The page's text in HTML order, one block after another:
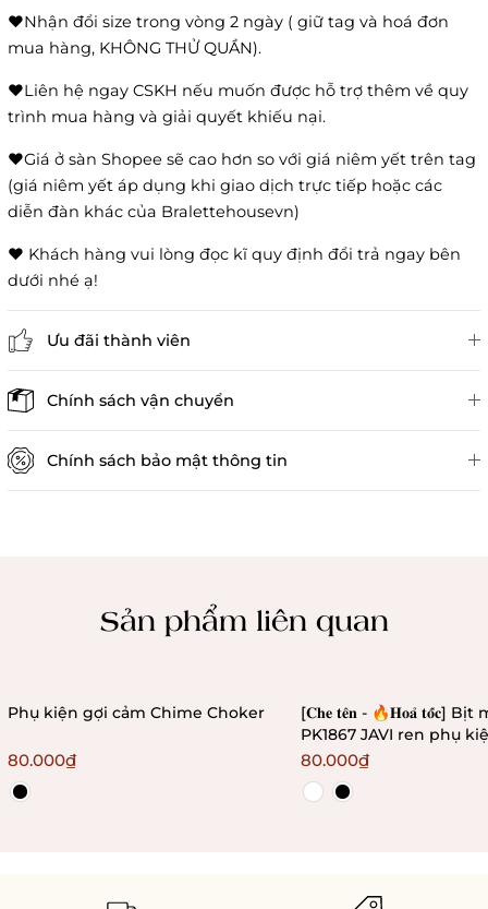
❤️Nhận đổi size trong vòng 2 ngày ( giữ tag và hoá đơn
mua hàng, KHÔNG THỬ QUẦN).
❤️Liên hệ ngay CSKH nếu muốn được hỗ trợ thêm về quy
trình mua hàng và giải quyết khiếu nại.
❤️Giá ở sàn Shopee sẽ cao hơn so với giá niêm yết trên tag
(giá niêm yết áp dụng khi giao dịch trực tiếp hoặc các
diễn đàn khác của Bralettehousevn)
❤️ Khách hàng vui lòng đọc kĩ quy định đổi trả ngay bên
dưới nhé ạ!
Ưu đãi thành viên
Chính sách vận chuyển
Chính sách bảo mật thông tin
Sản phẩm liên quan
Phụ kiện gợi cảm Chime Choker
80.000₫
[𝐂𝐡𝐞 𝐭𝐞̂𝐧 - 🔥𝐇𝐨𝐚̉ 𝐭𝐨̂́𝐜] Bịt
PK1867 JAVI ren phụ
gợi cảm quyến rũ
80.000₫